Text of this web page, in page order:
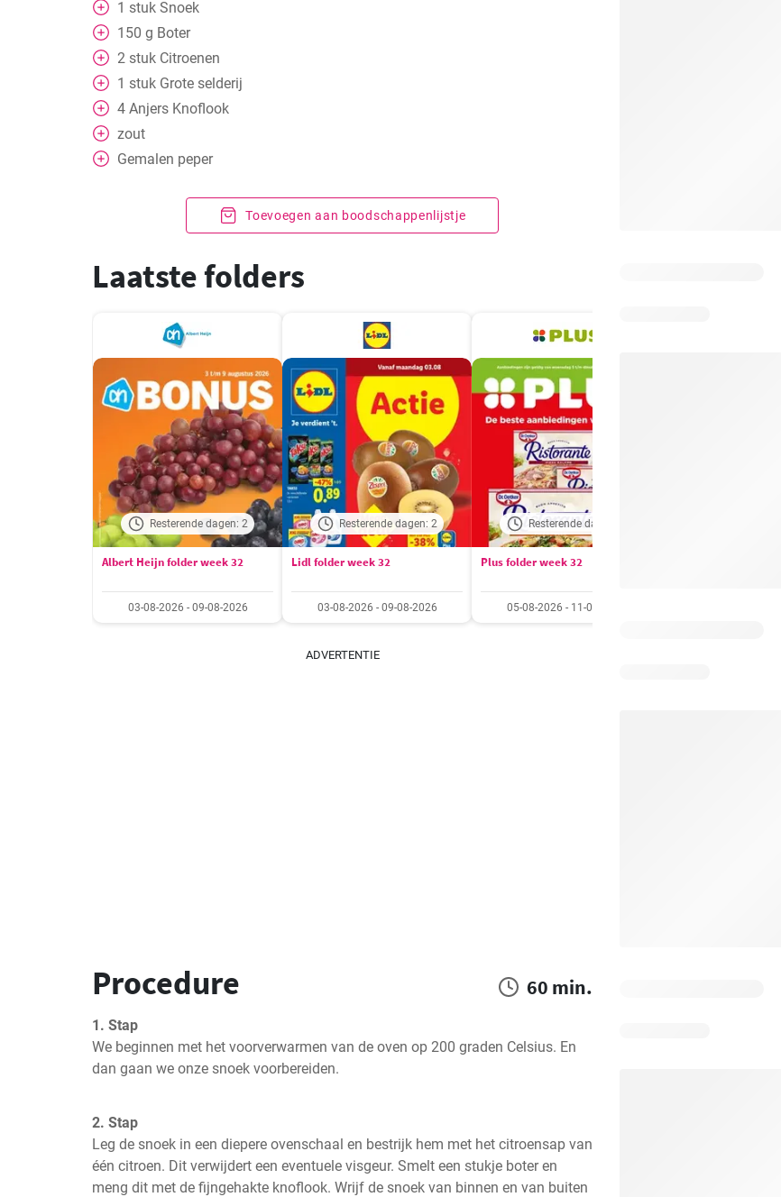
1 stuk Snoek
150 g Boter
2 stuk Citroenen
1 stuk Grote selderij
4 Anjers Knoflook
zout
Gemalen peper
Toevoegen aan boodschappenlijstje
Laatste folders
Resterende dagen: 2
Albert Heijn folder week 32
03-08-2026 - 09-08-2026
Resterende dagen: 2
Lidl folder week 32
03-08-2026 - 09-08-2026
Resterende dagen: 4
Plus folder week 32
05-08-2026 - 11-08-2026
ADVERTENTIE
Procedure 60 min.
1. Stap
We beginnen met het voorverwarmen van de oven op 200 graden Celsius. En
dan gaan we onze snoek voorbereiden.
2. Stap
Leg de snoek in een diepere ovenschaal en bestrijk hem met het citroensap van
één citroen. Dit verwijdert een eventuele visgeur. Smelt een stukje boter en
meng dit met de fijngehakte knoflook. Wrijf de snoek van binnen en van buiten